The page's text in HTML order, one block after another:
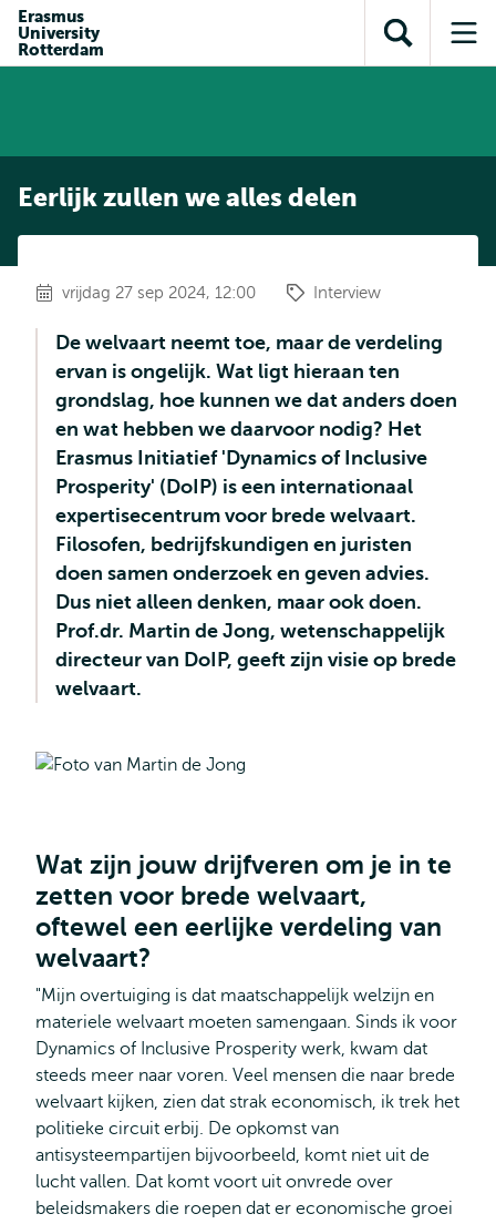
inhoud
Direct naar
subnavigatie
Erasmus
University
Rotterdam
Toon
zoekveld
Eerlijk zullen we alles delen
vrijdag 27 sep 2024, 12:00 Interview
De welvaart neemt toe, maar de verdeling
ervan is ongelijk. Wat ligt hieraan ten
grondslag, hoe kunnen we dat anders doen
en wat hebben we daarvoor nodig? Het
Erasmus Initiatief 'Dynamics of Inclusive
Prosperity' (DoIP) is een internationaal
expertisecentrum voor brede welvaart.
Filosofen, bedrijfskundigen en juristen
doen samen onderzoek en geven advies.
Dus niet alleen denken, maar ook doen.
Prof.dr. Martin de Jong, wetenschappelijk
directeur van DoIP, geeft zijn visie op brede
welvaart.
Wat zijn jouw drijfveren om je in te
zetten voor brede welvaart,
oftewel een eerlijke verdeling van
welvaart?
"Mijn overtuiging is dat maatschappelijk welzijn en
materiele welvaart moeten samengaan. Sinds ik voor
Dynamics of Inclusive Prosperity werk, kwam dat
steeds meer naar voren. Veel mensen die naar brede
welvaart kijken, zien dat strak economisch, ik trek het
politieke circuit erbij. De opkomst van
antisysteempartijen bijvoorbeeld, komt niet uit de
lucht vallen. Dat komt voort uit onvrede over
beleidsmakers die roepen dat er economische groei